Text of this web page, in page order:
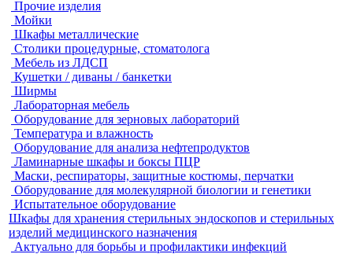
Прочие изделия
Мойки
Шкафы металлические
Столики процедурные, стоматолога
Мебель из ЛДСП
Кушетки / диваны / банкетки
Ширмы
Лабораторная мебель
Оборудование для зерновых лабораторий
Температура и влажность
Оборудование для анализа нефтепродуктов
Ламинарные шкафы и боксы ПЦР
Маски, респираторы, защитные костюмы, перчатки
Оборудование для молекулярной биологии и генетики
Испытательное оборудование
Шкафы для хранения стерильных эндоскопов и стерильных
изделий медицинского назначения
Актуально для борьбы и профилактики инфекций